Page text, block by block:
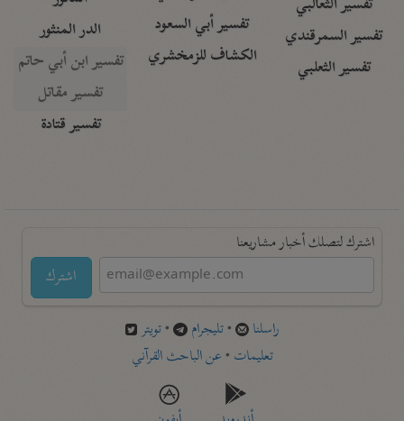
تفسير الثعالبي
تفسير السمرقندي
تفسير الثعلبي
تفسير أبي السعود
الكشاف للزمخشري
الدر المنثور
تفسير ابن أبي حاتم
تفسير مقاتل
تفسير قتادة
اشترك لتصلك أخبار مشاريعنا
اشترك
راسلنا •تليجرام •تويتر
تعليمات •عن الباحث القرآني